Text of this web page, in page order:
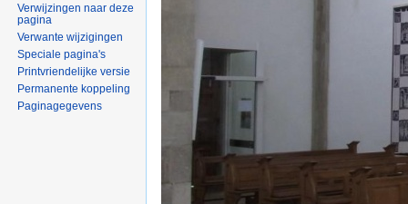
Verwijzingen naar deze
pagina
Verwante wijzigingen
Speciale pagina's
Printvriendelijke versie
Permanente koppeling
Paginagegevens